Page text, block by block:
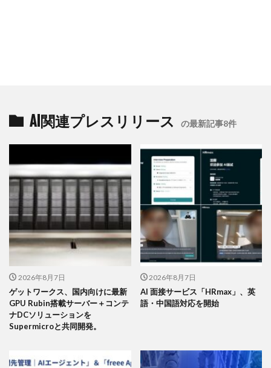
AI関連プレスリリース の最新記事8件
2026年8月7日
ゲットワークス、国内向けに最新
GPU Rubin搭載サーバー＋コンテ
ナDCソリューションを
Supermicroと共同開発。
2026年8月7日
AI 面接サービス「HRmax」、英
語・中国語対応を開始